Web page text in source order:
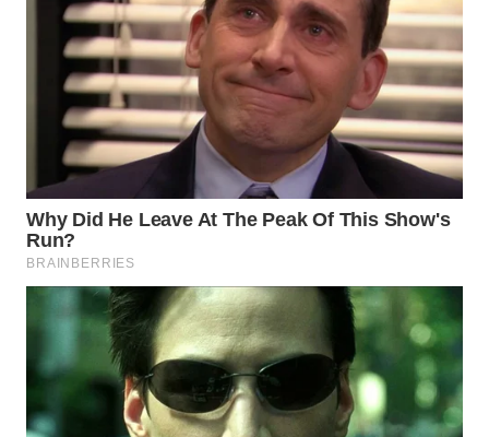
PRIANGAN
TIMUR
WN
SEMARANG
WN
SOLO
WN
MADURA
WN